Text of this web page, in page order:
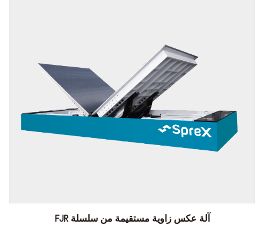
آلة عكس زاوية مستقيمة من سلسلة FJR